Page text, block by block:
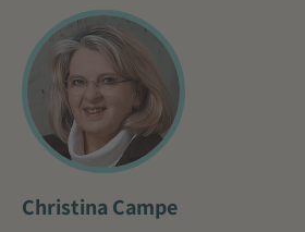
Christina Campe